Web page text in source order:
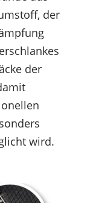
der
der
wird.